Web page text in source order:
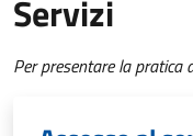
Servizi
Per presentare la pratica